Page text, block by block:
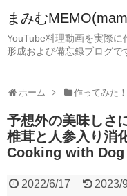
まみむ
YouTube料理動画を実際
形成および備忘録ブログで
ホーム 作ってみた
予想外の美味しさ
椎茸と人参入り消
Cooking with Dog
2022/6/17 2023/